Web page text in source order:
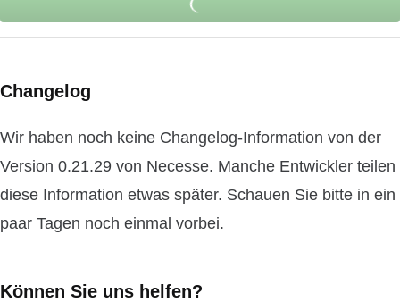
Changelog
Wir haben noch keine Changelog-Information von der
Version 0.21.29 von Necesse. Manche Entwickler teilen
diese Information etwas später. Schauen Sie bitte in ein
paar Tagen noch einmal vorbei.
Können Sie uns helfen?